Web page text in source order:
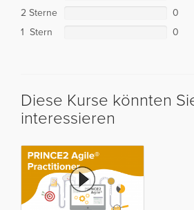
2 Sterne
0
1 Stern
0
Diese Kurse könnten
interessieren